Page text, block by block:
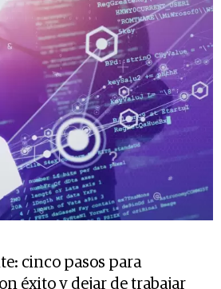
cinco pasos para
éxito y dejar de trabajar